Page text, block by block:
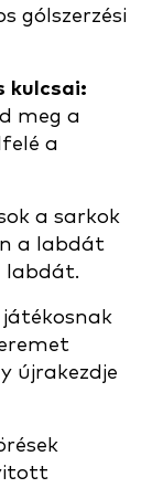
gólszerzési
kulcsai:
meg a
a
a sarkok
a labdát
labdát.
játékosnak
újrakezdje